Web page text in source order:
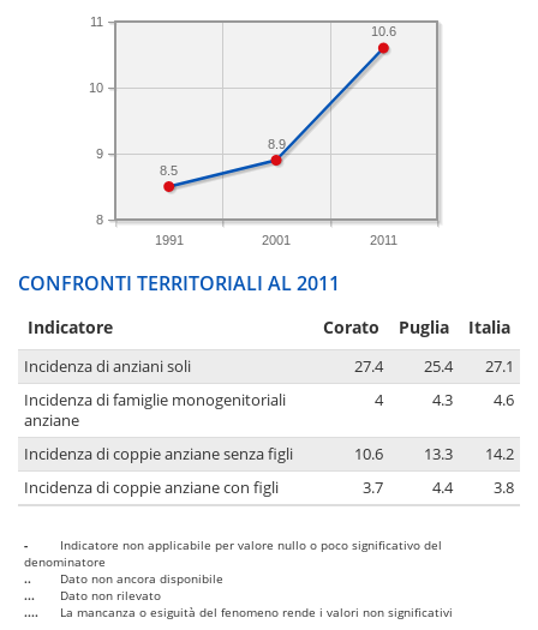
1991 2001 2011
8
9
10
11
10.6
8.9
8.5
CONFRONTI TERRITORIALI AL 2011
Indicatore Corato Puglia Italia
Incidenza di anziani soli 27.4 25.4
27.1
Incidenza di famiglie monogenitoriali
anziane
4 4.3 4.6
Incidenza di coppie anziane senza figli 10.6 13.3
14.2
Incidenza di coppie anziane con figli
3.7 4.4 3.8
-
Indicatore non applicabile per valore nullo o poco significativo del
denominatore
..
Dato non ancora disponibile
...
Dato non rilevato
....
La mancanza o esiguità del fenomeno rende i valori non significativi